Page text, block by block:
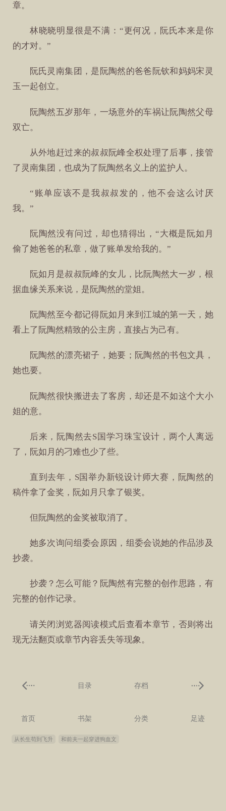
章。
林晓晓明显很是不满：“更何况，阮氏本来是你
的才对。”
阮氏灵南集团，是阮陶然的爸爸阮钦和妈妈宋灵
玉一起创立。
阮陶然五岁那年，一场意外的车祸让阮陶然父母
双亡。
从外地赶过来的叔叔阮峰全权处理了后事，接管
了灵南集团，也成为了阮陶然名义上的监护人。
“账单应该不是我叔叔发的，他不会这么讨厌
我。”
阮陶然没有问过，却也猜得出，“大概是阮如月
偷了她爸爸的私章，做了账单发给我的。”
阮如月是叔叔阮峰的女儿，比阮陶然大一岁，根
据血缘关系来说，是阮陶然的堂姐。
阮陶然至今都记得阮如月来到江城的第一天，她
看上了阮陶然精致的公主房，直接占为己有。
阮陶然的漂亮裙子，她要；阮陶然的书包文具，
她也要。
阮陶然很快搬进去了客房，却还是不如这个大小
姐的意。
后来，阮陶然去S国学习珠宝设计，两个人离远
了，阮如月的刁难也少了些。
直到去年，S国举办新锐设计师大赛，阮陶然的
稿件拿了金奖，阮如月只拿了银奖。
但阮陶然的金奖被取消了。
她多次询问组委会原因，组委会说她的作品涉及
抄袭。
抄袭？怎么可能？阮陶然有完整的创作思路，有
完整的创作记录。
请关闭浏览器阅读模式后查看本章节，否则将出
现无法翻页或章节内容丢失等现象。
目录 存档
首页 书架 分类 足迹
从长生苟到飞升 和前夫一起穿进狗血文